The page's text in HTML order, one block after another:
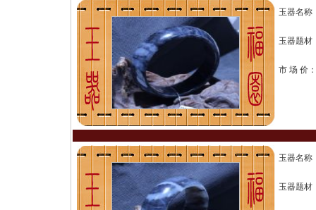
玉器名称
玉器题材
市 场 价：
玉器名称
玉器题材